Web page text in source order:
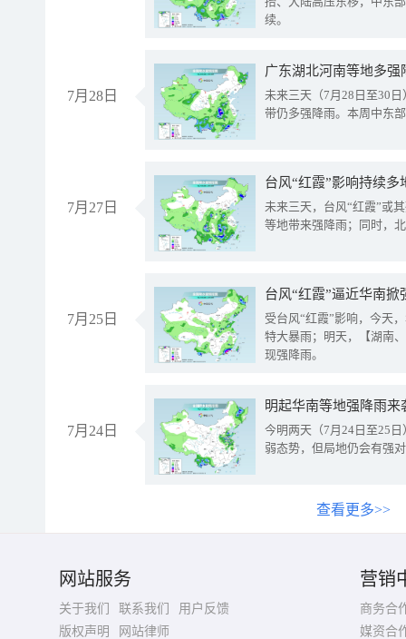
续。
7月28日
广东湖北河南等地多
未来三天（7月28日至30
带仍多强降雨。本周中东
7月27日
台风“红霞”影响持续
未来三天，台风“红霞”或
等地带来强降雨；同时，
7月25日
台风“红霞”逼近华南
受台风“红霞”影响，今天
特大暴雨；明天，【湖南
现强降雨。
7月24日
明起华南等地强降雨
今明两天（7月24日至25
弱态势，但局地仍会有强
查看更多>>
网站服务
关于我们 联系我们
用户反馈
版权声明
网站律师
营销
商务合
媒资合